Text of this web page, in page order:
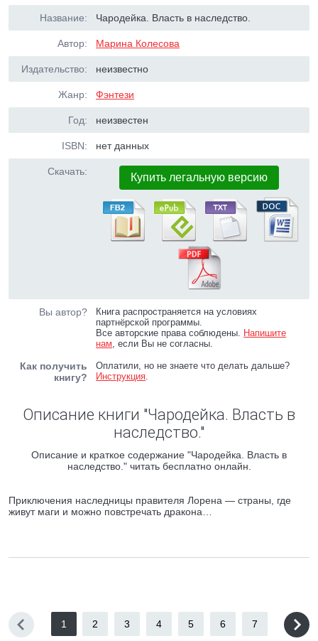
Название: Чародейка. Власть в наследство.
Автор: Марина Колесова
Издательство: неизвестно
Жанр: Фэнтези
Год: неизвестен
ISBN: нет данных
Скачать: Купить легальную версию
Вы автор?
Книга распространяется на условиях
партнёрской программы.
Все авторские права соблюдены. Напишите
нам, если Вы не согласны.
Как получить
книгу?
Оплатили, но не знаете что делать дальше?
Инструкция.
Описание книги "Чародейка. Власть в
наследство."
Описание и краткое содержание "Чародейка. Власть в
наследство." читать бесплатно онлайн.
Приключения наследницы правителя Лорена — страны, где
живут маги и можно повстречать дракона…
1 2 3 4 5 6 7